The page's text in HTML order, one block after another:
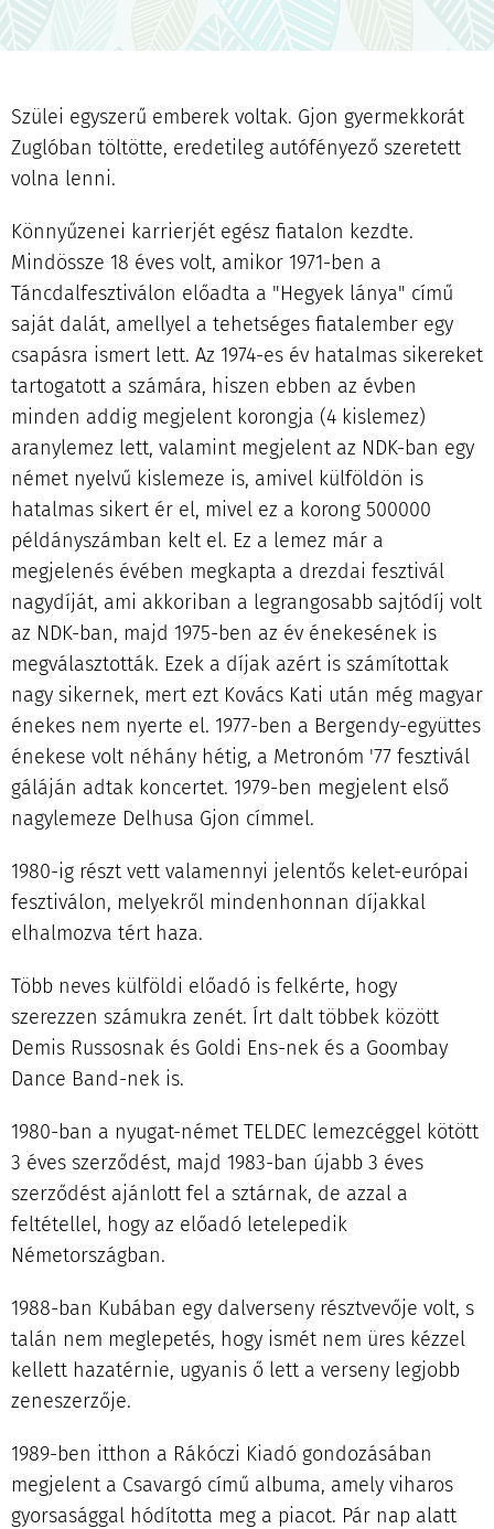
Szülei egyszerű emberek voltak. Gjon gyermekkorát
Zuglóban töltötte, eredetileg autófényező szeretett
volna lenni.
Könnyűzenei karrierjét egész fiatalon kezdte.
Mindössze 18 éves volt, amikor 1971-ben a
Táncdalfesztiválon előadta a "Hegyek lánya" című
saját dalát, amellyel a tehetséges fiatalember egy
csapásra ismert lett. Az 1974-es év hatalmas sikereket
tartogatott a számára, hiszen ebben az évben
minden addig megjelent korongja (4 kislemez)
aranylemez lett, valamint megjelent az NDK-ban egy
német nyelvű kislemeze is, amivel külföldön is
hatalmas sikert ér el, mivel ez a korong 500000
példányszámban kelt el. Ez a lemez már a
megjelenés évében megkapta a drezdai fesztivál
nagydíját, ami akkoriban a legrangosabb sajtódíj volt
az NDK-ban, majd 1975-ben az év énekesének is
megválasztották. Ezek a díjak azért is számítottak
nagy sikernek, mert ezt Kovács Kati után még magyar
énekes nem nyerte el. 1977-ben a Bergendy-együttes
énekese volt néhány hétig, a Metronóm '77 fesztivál
gáláján adtak koncertet. 1979-ben megjelent első
nagylemeze Delhusa Gjon címmel.
1980-ig részt vett valamennyi jelentős kelet-európai
fesztiválon, melyekről mindenhonnan díjakkal
elhalmozva tért haza.
Több neves külföldi előadó is felkérte, hogy
szerezzen számukra zenét. Írt dalt többek között
Demis Russosnak és Goldi Ens-nek és a Goombay
Dance Band-nek is.
1980-ban a nyugat-német TELDEC lemezcéggel kötött
3 éves szerződést, majd 1983-ban újabb 3 éves
szerződést ajánlott fel a sztárnak, de azzal a
feltétellel, hogy az előadó letelepedik
Németországban.
1988-ban Kubában egy dalverseny résztvevője volt, s
talán nem meglepetés, hogy ismét nem üres kézzel
kellett hazatérnie, ugyanis ő lett a verseny legjobb
zeneszerzője.
1989-ben itthon a Rákóczi Kiadó gondozásában
megjelent a Csavargó című albuma, amely viharos
gyorsasággal hódította meg a piacot. Pár nap alatt